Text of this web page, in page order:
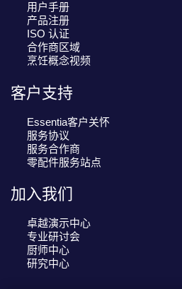
用户手册
产品注册
ISO 认证
合作商区域
烹饪概念视频
客户支持
Essentia客户关怀
服务协议
服务合作商
零配件服务站点
加入我们
卓越演示中心
专业研讨会
厨师中心
研究中心